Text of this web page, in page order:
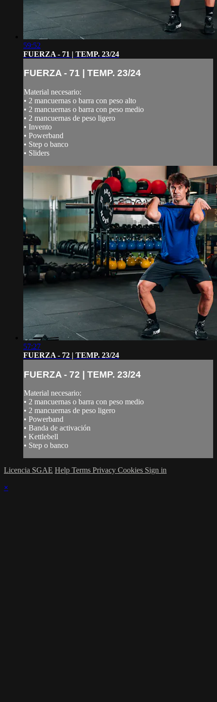
59:52
FUERZA - 71 | TEMP. 23/24
FUERZA - 71 | TEMP. 23/24
Material necesario:
• 2 mancuernas o barra con peso alto
• 2 mancuernas o barra con peso medio
• 2 mancuernas de peso ligero
• Invento
• Powerband
• Step o banco
• Sliders
57:27
FUERZA - 72 | TEMP. 23/24
FUERZA - 72 | TEMP. 23/24
Material necesario:
• 2 mancuernas o barra con peso medio
• 2 mancuernas de peso ligero
• Powerband
• Banda de activación
• Kettlebell
• Step o banco
Licencia SGAE Help Terms Privacy Cookies Sign in
×